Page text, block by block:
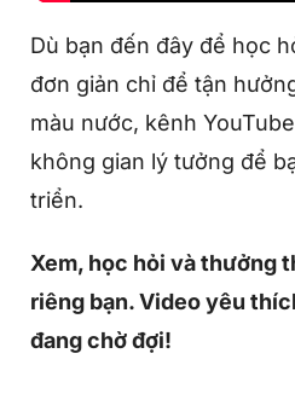
Dù bạn đến đây để học
đơn giản chỉ để tận
màu nước, kênh
không gian lý tưởng để
triển.
Xem, học hỏi và thưởng
riêng bạn. Video yêu
đang chờ đợi!